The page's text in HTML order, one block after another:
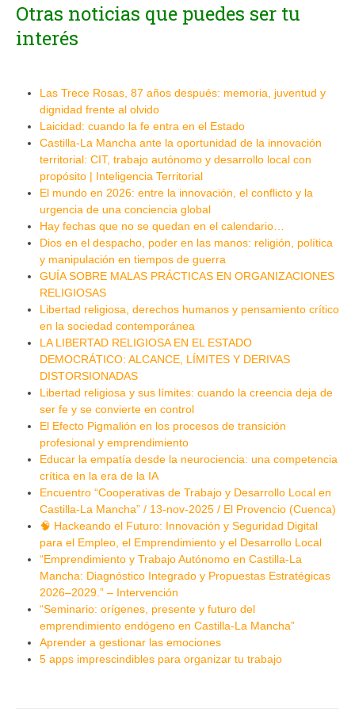
Otras noticias que puedes ser tu
interés
Las Trece Rosas, 87 años después: memoria, juventud y
dignidad frente al olvido
Laicidad: cuando la fe entra en el Estado
Castilla-La Mancha ante la oportunidad de la innovación
territorial: CIT, trabajo autónomo y desarrollo local con
propósito | Inteligencia Territorial
El mundo en 2026: entre la innovación, el conflicto y la
urgencia de una conciencia global
Hay fechas que no se quedan en el calendario…
Dios en el despacho, poder en las manos: religión, política
y manipulación en tiempos de guerra
GUÍA SOBRE MALAS PRÁCTICAS EN ORGANIZACIONES
RELIGIOSAS
Libertad religiosa, derechos humanos y pensamiento crítico
en la sociedad contemporánea
LA LIBERTAD RELIGIOSA EN EL ESTADO
DEMOCRÁTICO: ALCANCE, LÍMITES Y DERIVAS
DISTORSIONADAS
Libertad religiosa y sus límites: cuando la creencia deja de
ser fe y se convierte en control
El Efecto Pigmalión en los procesos de transición
profesional y emprendimiento
Educar la empatía desde la neurociencia: una competencia
crítica en la era de la IA
Encuentro “Cooperativas de Trabajo y Desarrollo Local en
Castilla-La Mancha” / 13-nov-2025 / El Provencio (Cuenca)
🧠 Hackeando el Futuro: Innovación y Seguridad Digital
para el Empleo, el Emprendimiento y el Desarrollo Local
“Emprendimiento y Trabajo Autónomo en Castilla-La
Mancha: Diagnóstico Integrado y Propuestas Estratégicas
2026–2029.” – Intervención
“Seminario: orígenes, presente y futuro del
emprendimiento endógeno en Castilla-La Mancha”
Aprender a gestionar las emociones
5 apps imprescindibles para organizar tu trabajo